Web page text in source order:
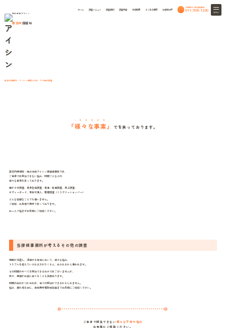
株式会社アイシン
歌志内 探偵社
ホーム 調査メニュー 調査事例 調査料金 会社概要 よくある質問 お客様の声
24時間365日相談無料
011-598-1230 MENU
その他の調査
歌志内興信所・アイシン探偵 HOME その他の調査
『様々な事案 』 でを承っております。
歌志内興信所・株式会社アイシン探偵事務所では、
ご自身では解決できない悩み、問題ごとなどの
様々な事案を承っております。
嫌がらせ調査、単身赴任調査、資産・財産調査、身上調査、
ボディーガード、告白代理人、覆面調査（ミステリーショッパー）
どんな些細なことでも構いません。
ご相談・お見積り無料で承っております。
お一人で悩まずお気軽にご相談ください。
当探偵事務所が考えるその他の調査
情報が氾濫し、混迷する社会において、様々な悩み、
トラブルを抱えていられる方がたくさん、おられるかと思われます。
その問題のすべてを解決できるわけではございませんが、
我々、探偵がお役に立てることも多数あります。
問題の糸口がつかめれば、全ての解決ができるかもしれません。
悩み、疲れ切る前に、当社無料電話相談室までお気軽にご相談ください。
ご自身で解決できない 様々な不安や悩み
お気軽にご相談ください。